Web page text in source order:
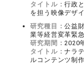
タイトル：行政
を担う映像デザ
研究種目：公益
業等経営変革緊
研究期間：2020
タイトル：ナラ
ルコンテンツ制作